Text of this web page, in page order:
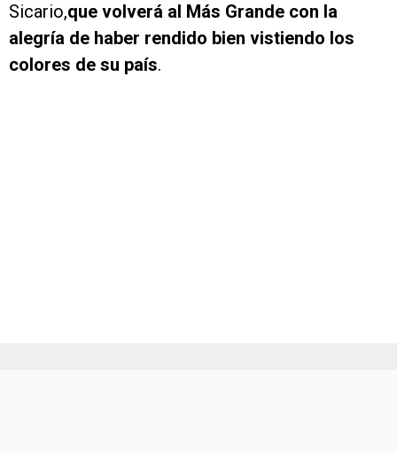
Sicario,que volverá al Más Grande con la
alegría de haber rendido bien vistiendo los
colores de su país.